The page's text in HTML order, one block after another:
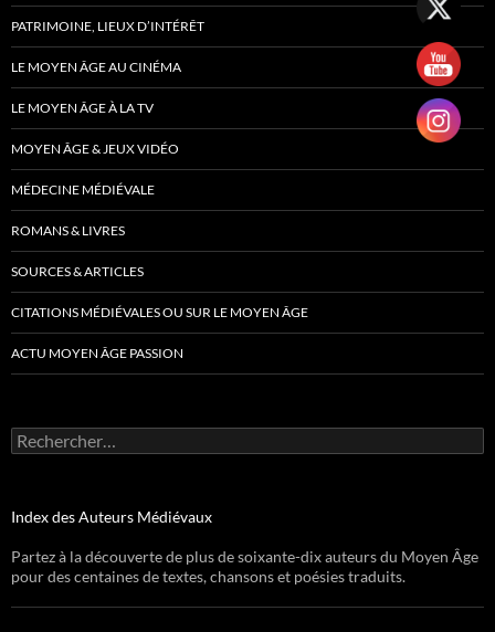
PATRIMOINE, LIEUX D’INTÉRÊT
LE MOYEN ÂGE AU CINÉMA
LE MOYEN ÂGE À LA TV
MOYEN ÂGE & JEUX VIDÉO
MÉDECINE MÉDIÉVALE
ROMANS & LIVRES
SOURCES & ARTICLES
CITATIONS MÉDIÉVALES OU SUR LE MOYEN ÂGE
ACTU MOYEN ÂGE PASSION
Rechercher :
Index des Auteurs Médiévaux
Partez à la découverte de plus de soixante-dix auteurs du Moyen Âge
pour des centaines de textes, chansons et poésies traduits.